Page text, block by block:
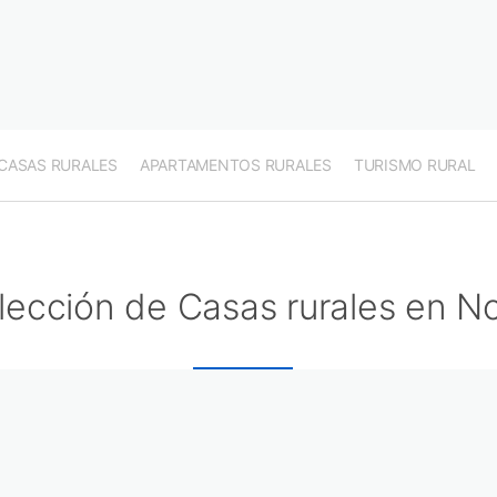
RURALES APARTAMENTOS RURALES TURISMO RURAL
de Casas rurales en